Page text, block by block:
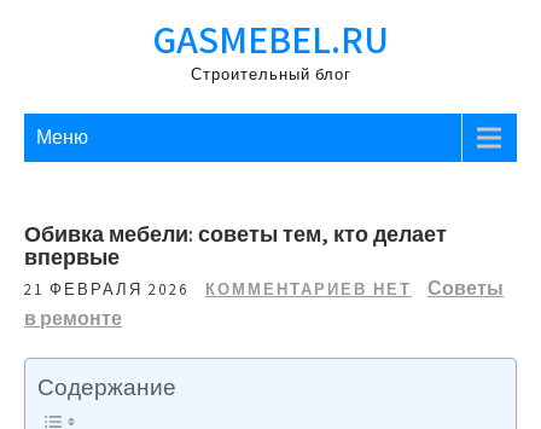
GASMEBEL.RU
Строительный блог
Меню
Обивка мебели: советы тем, кто делает
впервые
21 ФЕВРАЛЯ 2026 КОММЕНТАРИЕВ НЕТ
Советы
в ремонте
Содержание